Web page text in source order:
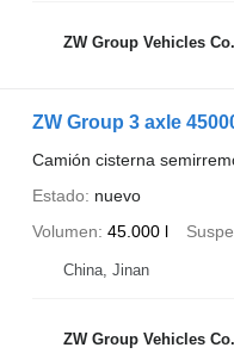
ZW Group Vehicles
ZW Group 3 axle
Camión cisterna
Estado
nuevo
Volumen 45.000 l
China, Jinan
ZW Group Vehicles